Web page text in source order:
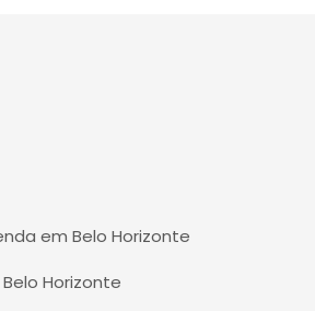
em Belo Horizonte
Horizonte